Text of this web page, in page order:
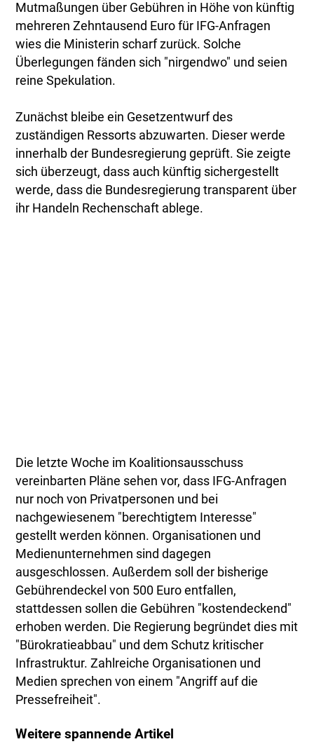
Mutmaßungen über Gebühren in Höhe von künftig
mehreren Zehntausend Euro für IFG-Anfragen
wies die Ministerin scharf zurück. Solche
Überlegungen fänden sich "nirgendwo" und seien
reine Spekulation.
Zunächst bleibe ein Gesetzentwurf des
zuständigen Ressorts abzuwarten. Dieser werde
innerhalb der Bundesregierung geprüft. Sie zeigte
sich überzeugt, dass auch künftig sichergestellt
werde, dass die Bundesregierung transparent über
ihr Handeln Rechenschaft ablege.
Die letzte Woche im Koalitionsausschuss
vereinbarten Pläne sehen vor, dass IFG-Anfragen
nur noch von Privatpersonen und bei
nachgewiesenem "berechtigtem Interesse"
gestellt werden können. Organisationen und
Medienunternehmen sind dagegen
ausgeschlossen. Außerdem soll der bisherige
Gebührendeckel von 500 Euro entfallen,
stattdessen sollen die Gebühren "kostendeckend"
erhoben werden. Die Regierung begründet dies mit
"Bürokratieabbau" und dem Schutz kritischer
Infrastruktur. Zahlreiche Organisationen und
Medien sprechen von einem "Angriff auf die
Pressefreiheit".
Weitere spannende Artikel